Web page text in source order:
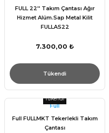
FULL 22'' Takım Çantası Ağır
Hizmet Alüm.Sap Metal Kilit
FULLAS22
7.300,00 ₺
Tükendi
Tükendi
Full
Full FULLMKT Tekerlekli Takım
Çantası